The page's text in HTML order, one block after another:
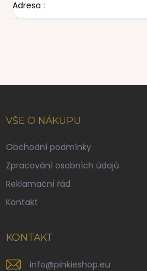
Adresa :
pVŠE O NÁKUPU
Obchodní podmínky
Zpracování osobních údajů
Reklamační řád
Kontakt
KONTAKT
info@pinkieshop.eu